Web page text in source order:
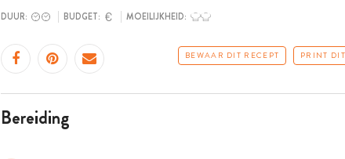
DUUR: BUDGET: MOEILIJKHEID:
BEWAAR DIT RECEPT PRINT
bereiding